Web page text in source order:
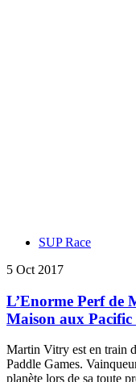
SUP Race
5 Oct 2017
L’Enorme Perf de
Maison aux Pacific
Martin Vitry est en train
Paddle Games.
planète lors de sa toute